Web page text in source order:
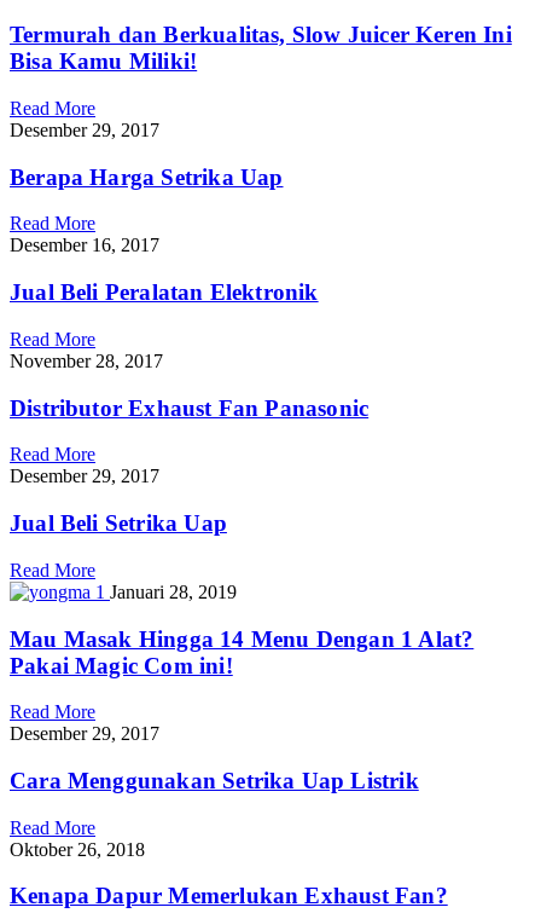
Termurah dan Berkualitas, Slow Juicer Keren Ini
Bisa Kamu Miliki!
Read More
Desember 29, 2017
Berapa Harga Setrika Uap
Read More
Desember 16, 2017
Jual Beli Peralatan Elektronik
Read More
November 28, 2017
Distributor Exhaust Fan Panasonic
Read More
Desember 29, 2017
Jual Beli Setrika Uap
Read More
Januari 28, 2019
Mau Masak Hingga 14 Menu Dengan 1 Alat?
Pakai Magic Com ini!
Read More
Desember 29, 2017
Cara Menggunakan Setrika Uap Listrik
Read More
Oktober 26, 2018
Kenapa Dapur Memerlukan Exhaust Fan?